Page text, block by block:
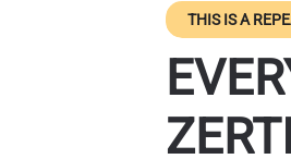
THIS IS A